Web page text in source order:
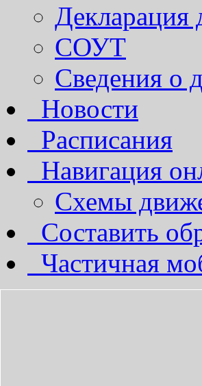
Декларация
СОУТ
Сведения о
Новости
Расписания
Навигация
Схемы
Составить
Частичная